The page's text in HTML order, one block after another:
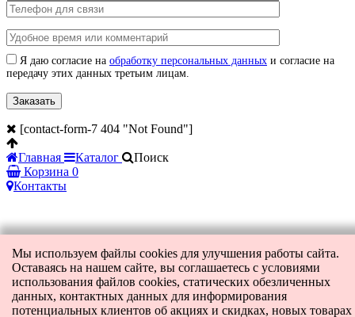
Я даю согласие на обработку персональных данных и согласие на
передачу этих данных третьим лицам.
[contact-form-7 404 "Not Found"]
Главная Каталог
Поиск
Корзина 0
Контакты
Мы используем файлы cookies для улучшения работы сайта.
Оставаясь на нашем сайте, вы соглашаетесь с условиями
использования файлов cookies, статических обезличенных
данных, контактных данных для информирования
потенциальных клиентов об акциях и скидках, новых товарах